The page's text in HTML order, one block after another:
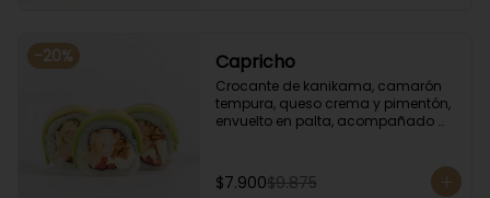
-20% Capricho
Crocante de kanikama, camarón
tempura, queso crema y pimentón,
envuelto en palta, acompañado
$7.900$9.875